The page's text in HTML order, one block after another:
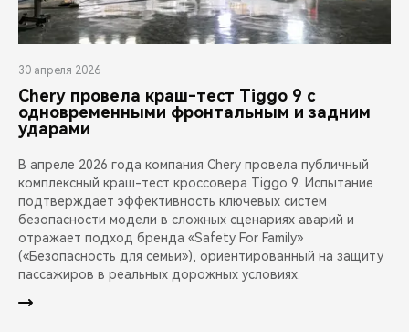
30 апреля 2026
Chery провела краш-тест Tiggo 9 с
одновременными фронтальным и задним
ударами
В апреле 2026 года компания Chery провела публичный
комплексный краш-тест кроссовера Tiggo 9. Испытание
подтверждает эффективность ключевых систем
безопасности модели в сложных сценариях аварий и
отражает подход бренда «Safety For Family»
(«Безопасность для семьи»), ориентированный на защиту
пассажиров в реальных дорожных условиях.